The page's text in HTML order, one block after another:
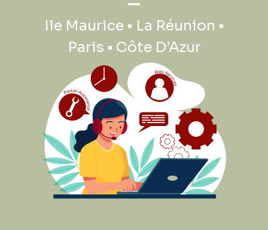
Ile Maurice • La Réunion •
Paris • Côte D’Azur